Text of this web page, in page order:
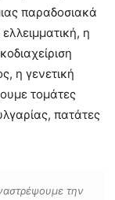
παραδοσιακά
η
η γενετική
τομάτες
πατάτες
την